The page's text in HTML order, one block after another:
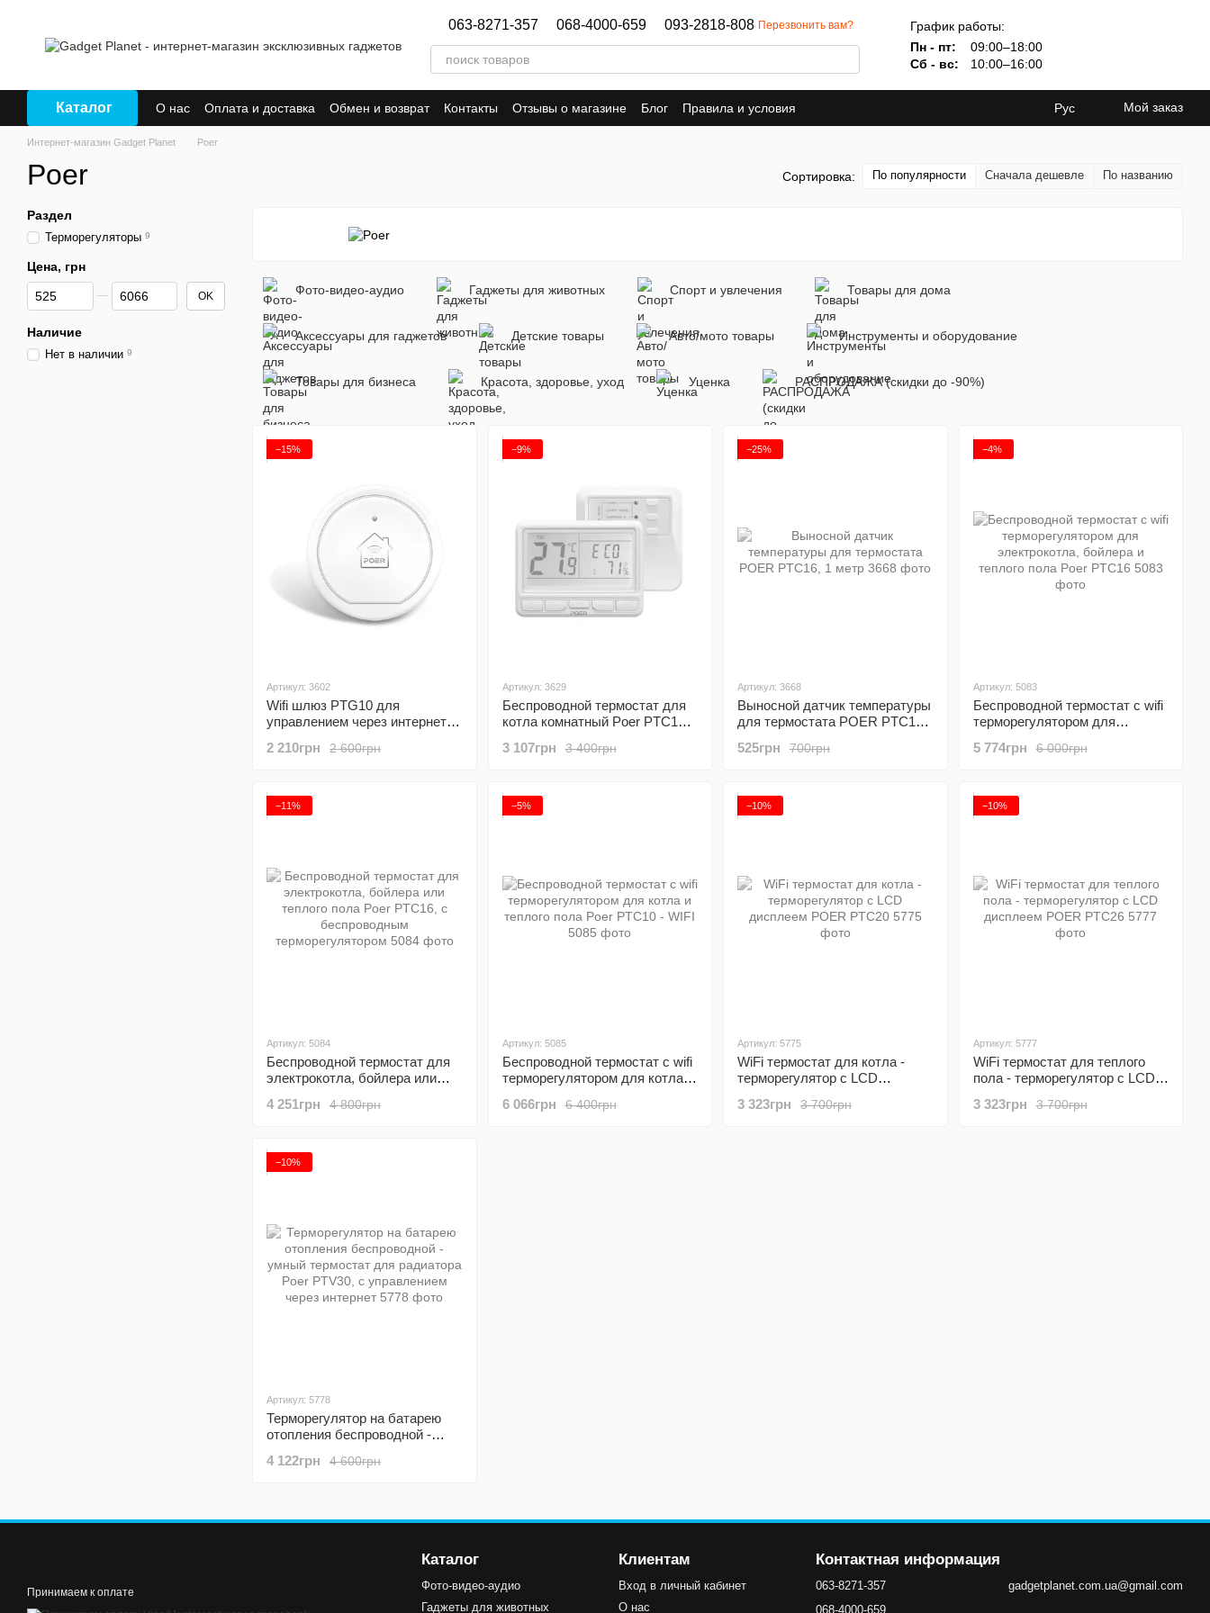
063-8271-357 068-4000-659 093-2818-808 Перезвонить вам?
График работы:
Пн - пт:
09:00–18:00
Сб - вс:
10:00–16:00
Каталог О нас Оплата и доставка Обмен и возврат Контакты Отзывы о магазине Блог Правила и условия Рус Мой заказ
Интернет-магазин Gadget Planet Poer
Poer Сортировка: По популярности Сначала дешевле По названию
Фото-видео-аудио Гаджеты для животных Спорт и увлечения Товары для дома
Аксессуары для гаджетов Детские товары Авто/мото товары Инструменты и оборудование
Товары для бизнеса Красота, здоровье, уход Уценка РАСПРОДАЖА (скидки до -90%)
−15%
Артикул: 3602
Wifi шлюз PTG10 для
управлением через интернет
PTC10/PTC16/PTV30
2 600грн
2 210грн
−9%
Артикул: 3629
Беспроводной термостат для
котла комнатный Poer PTC10,
терморегулятором
3 400грн
3 107грн
−25%
Артикул: 3668
Выносной датчик температуры
для термостата POER PTC16,
700грн
525грн
−4%
Артикул: 5083
Беспроводной термостат с wifi
терморегулятором для
теплого пола Poer PTC16
6 000грн
5 774грн
−11%
Артикул: 5084
Беспроводной термостат для
электрокотла, бойлера или
беспроводным
4 800грн
4 251грн
−5%
Артикул: 5085
Беспроводной термостат с wifi
терморегулятором для котла и
WIFI
6 400грн
6 066грн
−10%
Артикул: 5775
WiFi термостат для котла -
терморегулятор с LCD
3 700грн
3 323грн
−10%
Артикул: 5777
WiFi термостат для теплого
пола - терморегулятор с LCD
3 700грн
3 323грн
−10%
Артикул: 5778
Терморегулятор на батарею
отопления беспроводной -
радиатора Poer PTV30, с
4 600грн
4 122грн
Раздел
Терморегуляторы 9
Цена, грн
От Цена, грн
До Цена, грн OK
Наличие
Нет в наличии 9
Принимаем к оплате
Каталог
Фото-видео-аудио
Гаджеты для животных
Клиентам
Вход в личный кабинет
О нас
Контактная информация
063-8271-357
068-4000-659
gadgetplanet.com.ua@gmail.com